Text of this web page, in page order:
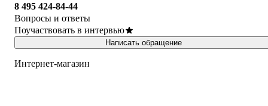
8 495 424-84-44
Вопросы и ответы
Поучаствовать в интервью
Написать обращение
Интернет-магазин